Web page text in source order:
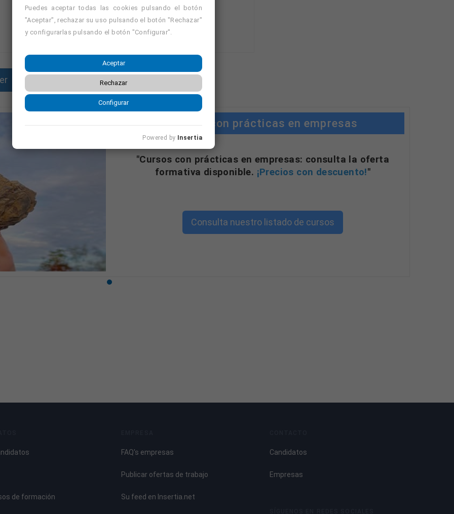
en Amavir y con nuestros residentes siempre sea inolvidable.
guardería, formación, etc. ).
profesional, comprometido y generando un excelente clima laboral.
la atención a personas mayores y dependientes, Presente en 8
profesionales, gestiona un total de residencias y unas 8. 000 plazas (
de su propia historia. Nuestro modelo de atención asistencial, "Guiados
mayor que decide o que necesita que le acompañemos,
directas o indirectas, para hacer de nuestra casa, la suya.
Familia Amavir!
de oportunidades y la no discriminación en la gestión de sus
Cursos con prácticas en empresas
"Cursos con prácticas en empresas: consulta la oferta
formativa disponible. ¡Precios con descuento!"
Consulta nuestro listado de cursos
de formación
FAQ's empresas
Publicar ofertas de trabajo
Su feed en Insertia.net
Candidatos
Empresas
Puedes aceptar todas las cookies pulsando el botón
"Aceptar", rechazar su uso pulsando el botón "Rechazar"
y configurarlas pulsando el botón "Configurar".
Aceptar
Rechazar
Configurar
Powered by Insertia